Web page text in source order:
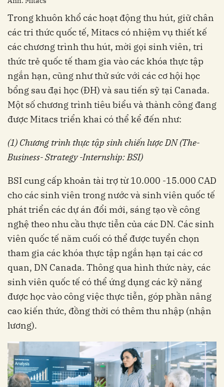
Trong khuôn khổ các hoạt động thu hút, giữ chân
các tri thức quốc tế, Mitacs có nhiệm vụ thiết kế
các chương trình thu hút, mời gọi sinh viên, tri
thức trẻ quốc tế tham gia vào các khóa thực tập
ngắn hạn, cũng như thử sức với các cơ hội học
bổng sau đại học (ĐH) và sau tiến sỹ tại Canada.
Một số chương trình tiêu biểu và thành công đang
được Mitacs triển khai có thể kể đến như:
(1) Chương trình thực tập sinhchiến lược DN(The-
Business- Strategy -Internship:BSI)
BSI cung cấp khoản tài trợ từ 10.000 -15.000 CAD
cho các sinh viên trong nước và sinh viên quốc tế
phát triển các dự án đổi mới, sáng tạo về công
nghệ theo nhu cầu thực tiễn của các DN. Các sinh
viên quốc tế năm cuối có thể được tuyển chọn
tham gia các khóa thực tập ngắn hạn tại các cơ
quan, DN Canada. Thông qua hình thức này, các
sinh viên quốc tế có thể ứng dụng các kỹ năng
được học vào công việc thực tiễn, góp phần nâng
cao kiến thức, đồng thời có thêm thu nhập (nhận
lương).